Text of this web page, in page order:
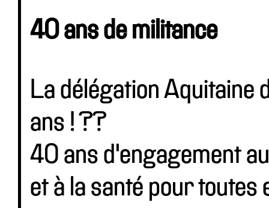
40 ans de militance
La délégation Aquitaine
ans ! ??
40 ans d'engagement
et à la santé pour toutes